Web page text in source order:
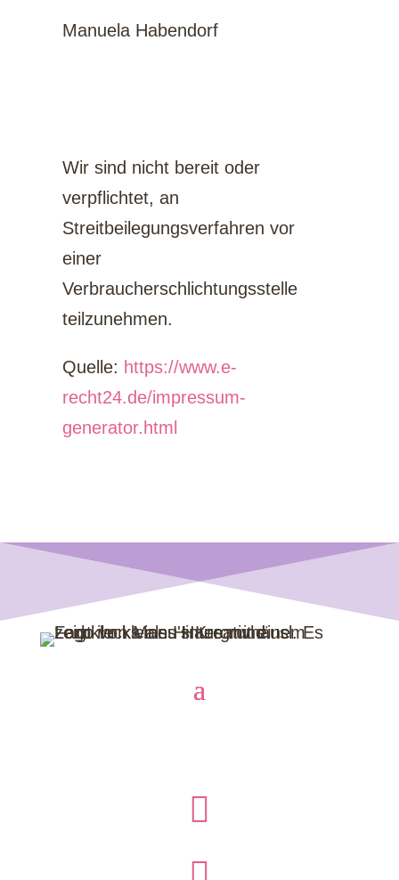
Manuela Habendorf
Wir sind nicht bereit oder
verpflichtet, an
Streitbeilegungsverfahren vor
einer
Verbraucherschlichtungsstelle
teilzunehmen.
Quelle: https://www.e-
recht24.de/impressum-
generator.html
